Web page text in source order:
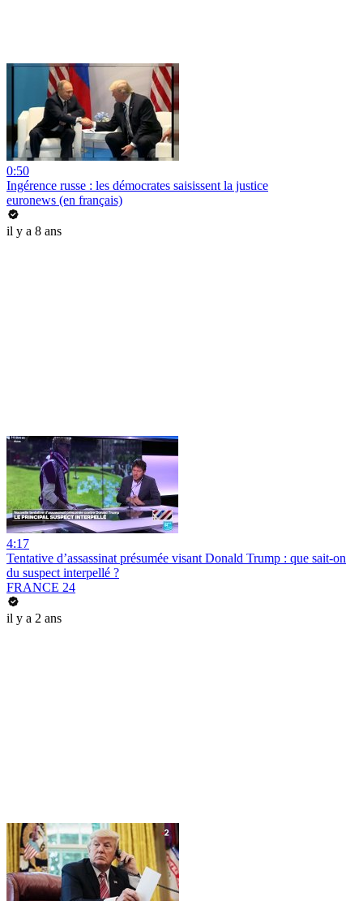
0:50
Ingérence russe : les démocrates saisissent la justice
euronews (en français)
il y a 8 ans
4:17
Tentative d’assassinat présumée visant Donald Trump : que sait-on
du suspect interpellé ?
FRANCE 24
il y a 2 ans